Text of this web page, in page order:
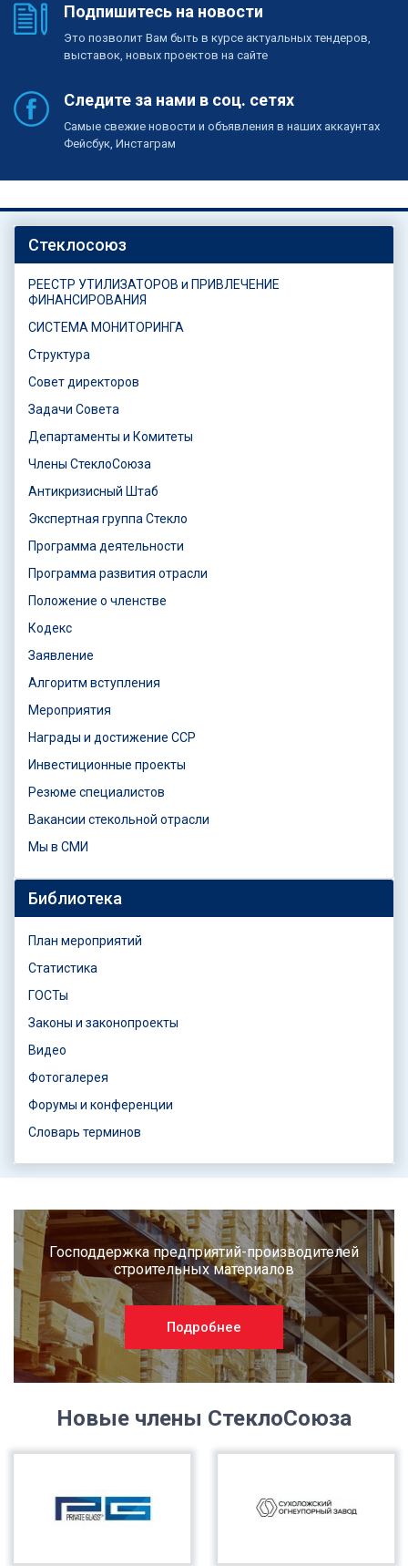
Подпишитесь на новости
Это позволит Вам быть в курсе актуальных тендеров,
выставок, новых проектов на сайте
Следите за нами в соц. сетях
Самые свежие новости и объявления в наших аккаунтах
Фейсбук, Инстаграм
Стеклосоюз
РЕЕСТР УТИЛИЗАТОРОВ и ПРИВЛЕЧЕНИЕ
ФИНАНСИРОВАНИЯ
СИСТЕМА МОНИТОРИНГА
Структура
Совет директоров
Задачи Совета
Департаменты и Комитеты
Члены СтеклоСоюза
Антикризисный Штаб
Экспертная группа Стекло
Программа деятельности
Программа развития отрасли
Положение о членстве
Кодекс
Заявление
Алгоритм вступления
Мероприятия
Награды и достижение ССР
Инвестиционные проекты
Резюме специалистов
Вакансии стекольной отрасли
Мы в СМИ
Библиотека
План мероприятий
Статистика
ГОСТы
Законы и законопроекты
Видео
Фотогалерея
Форумы и конференции
Словарь терминов
Господдержка предприятий-производителей
строительных материалов
Подробнее
Новые члены СтеклоСоюза